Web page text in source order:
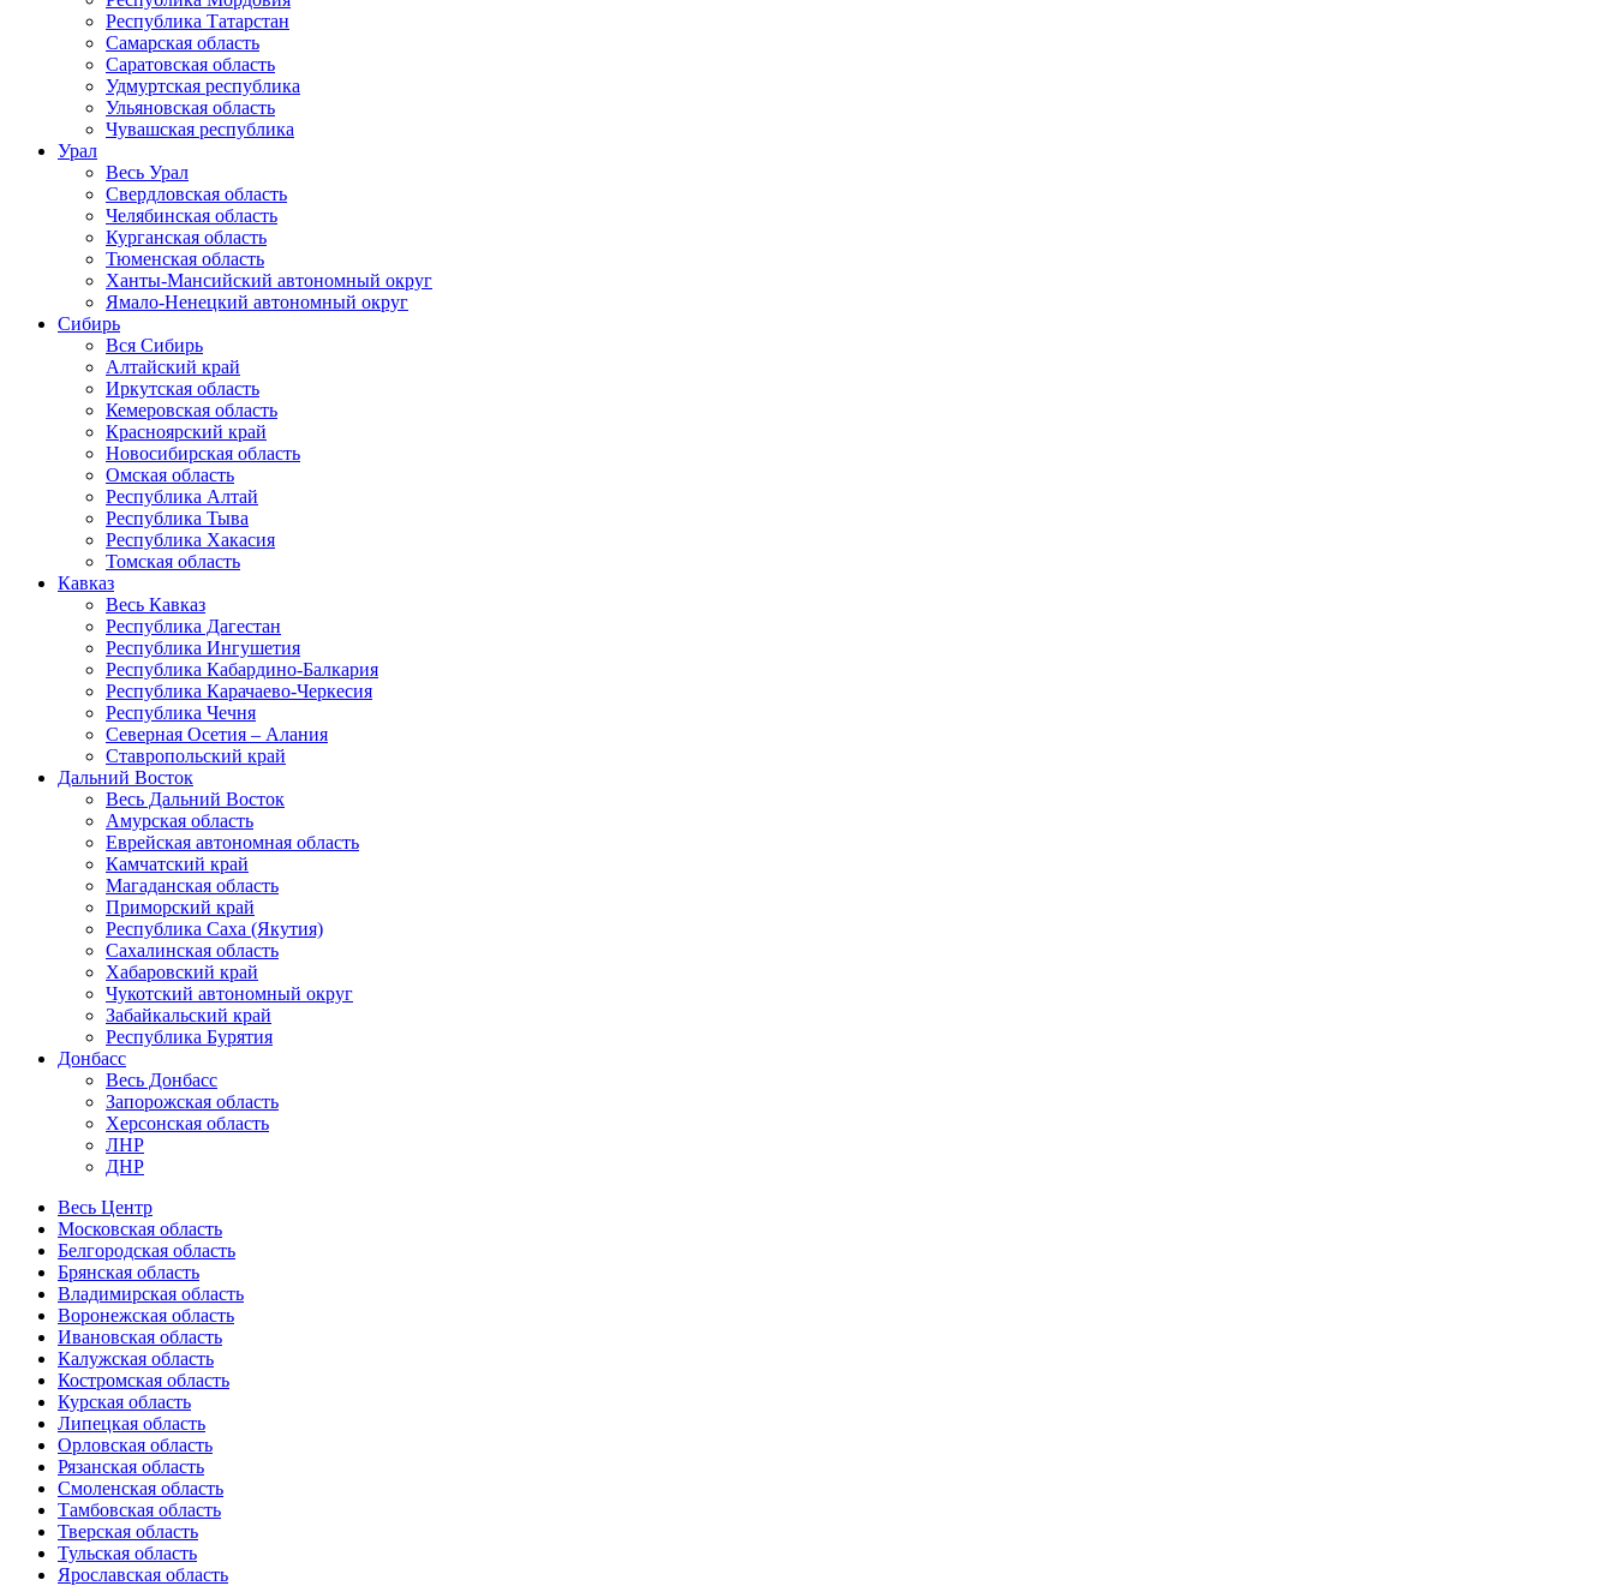
Республика Татарстан
Самарская область
Саратовская область
Удмуртская республика
Ульяновская область
Чувашская республика
Урал
Весь Урал
Свердловская область
Челябинская область
Курганская область
Тюменская область
Ханты-Мансийский автономный округ
Ямало-Ненецкий автономный округ
Сибирь
Вся Сибирь
Алтайский край
Иркутская область
Кемеровская область
Красноярский край
Новосибирская область
Омская область
Республика Алтай
Республика Тыва
Республика Хакасия
Томская область
Кавказ
Весь Кавказ
Республика Дагестан
Республика Ингушетия
Республика Кабардино-Балкария
Республика Карачаево-Черкесия
Республика Чечня
Северная Осетия – Алания
Ставропольский край
Дальний Восток
Весь Дальний Восток
Амурская область
Еврейская автономная область
Камчатский край
Магаданская область
Приморский край
Республика Саха (Якутия)
Сахалинская область
Хабаровский край
Чукотский автономный округ
Забайкальский край
Республика Бурятия
Донбасс
Весь Донбасс
Запорожская область
Херсонская область
ЛНР
ДНР
Весь Центр
Московская область
Белгородская область
Брянская область
Владимирская область
Воронежская область
Ивановская область
Калужская область
Костромская область
Курская область
Липецкая область
Орловская область
Рязанская область
Смоленская область
Тамбовская область
Тверская область
Тульская область
Ярославская область